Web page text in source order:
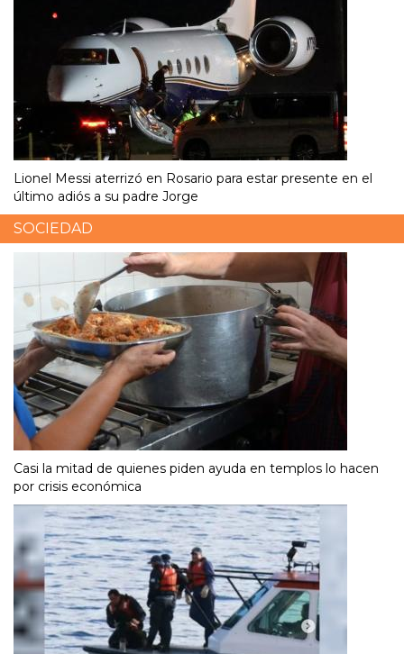
Lionel Messi aterrizó en Rosario para estar presente en el
último adiós a su padre Jorge
SOCIEDAD
Casi la mitad de quienes piden ayuda en templos lo hacen
por crisis económica